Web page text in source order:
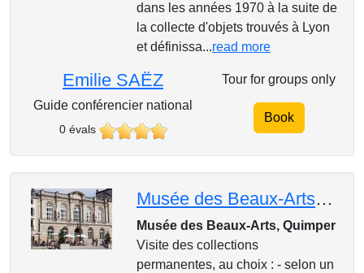
dans les années 1970 à la suite de
la collecte d'objets trouvés à Lyon
et définissa...read more
Emilie SAËZ
Guide conférencier national
0 évals
Tour for groups only
Book
Musée des Beaux-Arts de Quimper : visite-guidée des collections, thèmes à votre choix
Musée des Beaux-Arts, Quimper
Visite des collections
permanentes, au choix : - selon un